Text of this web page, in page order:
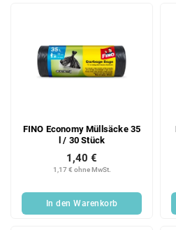
FINO Economy Müllsäcke 35
l / 30 Stück
1,17 € ohne MwSt.
1,40 €
In den Warenkorb